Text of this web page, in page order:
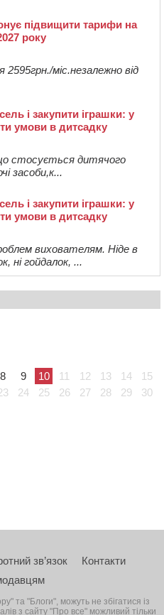
підвищити тарифи на
року
міс.незалежно від
і закупити іграшки: у
умови в дитсадку
стосується дитячого
засоби,к...
і закупити іграшки: у
умови в дитсадку
вихователям. Ніде в
ні гойдалок, ...
8 9 10 11 12 13 14
15
24 25 26 27 28 29
30
зв’язок
Контакти
та "Блоги", можуть не збігатися із
з сайту "Про все" можливий тільки